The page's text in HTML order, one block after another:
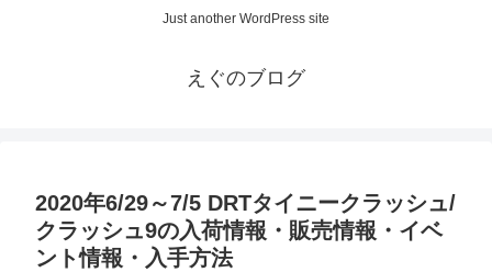
Just another WordPress site
えぐのブログ
2020年6/29～7/5 DRTタイニークラッシュ/
クラッシュ9の入荷情報・販売情報・イベ
ント情報・入手方法